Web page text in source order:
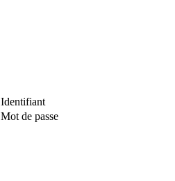
Identifiant
Mot de passe